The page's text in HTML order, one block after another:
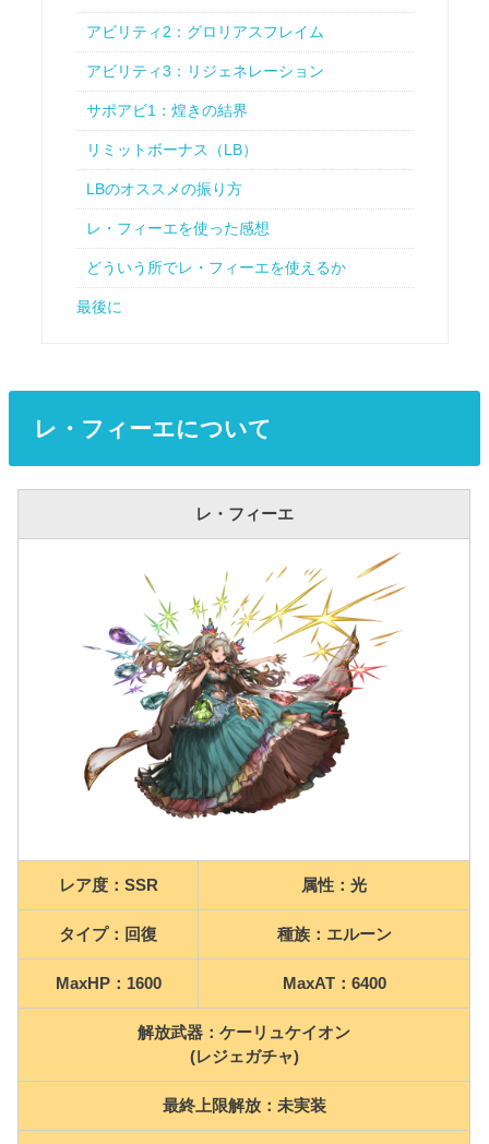
アビリティ2：グロリアスフレイム
アビリティ3：リジェネレーション
サポアビ1：煌きの結界
リミットボーナス（LB）
LBのオススメの振り方
レ・フィーエを使った感想
どういう所でレ・フィーエを使えるか
最後に
レ・フィーエについて
レ・フィーエ
レア度：SSR 属性：光
タイプ：回復 種族：エルーン
MaxHP：1600 MaxAT：6400
解放武器：ケーリュケイオン
(レジェガチャ)
最終上限解放：未実装